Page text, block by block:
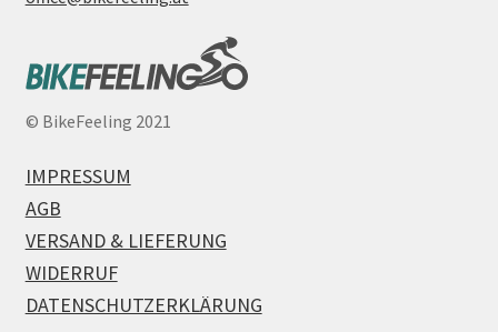
© BikeFeeling 2021
IMPRESSUM
AGB
VERSAND & LIEFERUNG
WIDERRUF
DATENSCHUTZERKLÄRUNG